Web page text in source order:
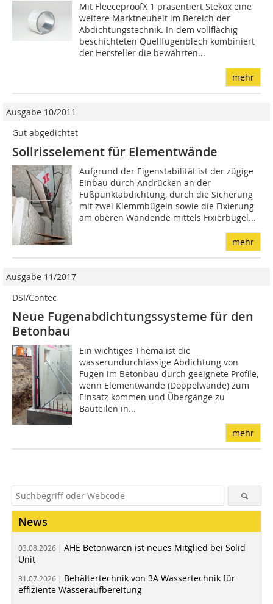
Mit FleeceproofX 1 präsentiert Stekox eine
weitere Marktneuheit im Bereich der
Abdichtungstechnik. In dem vollflächig
beschichteten Quellfugenblech kombiniert
der Hersteller die bewährten...
mehr
Ausgabe 10/2011
Gut abgedichtet
Sollrisselement für Elementwände
Aufgrund der Eigenstabilität ist der zügige
Einbau durch Andrücken an der
Fußpunktabdichtung, durch die Sicherung
mit zwei Klemmbügeln sowie die Fixierung
am oberen Wandende mittels Fixierbügel...
mehr
Ausgabe 11/2017
DSI/Contec
Neue Fugenabdichtungssysteme für den
Betonbau
Ein wichtiges Thema ist die
wasserundurchlässige Abdichtung von
Fugen im Betonbau durch geeignete Profile,
wenn Elementwände (Doppelwände) zum
Einsatz kommen und Übergänge zu
Bauteilen in...
mehr
News
03.08.2026 | AHE Betonwaren ist neues Mitglied bei Solid
Unit
31.07.2026 | Behältertechnik von 3A Wassertechnik für
effiziente Wasseraufbereitung